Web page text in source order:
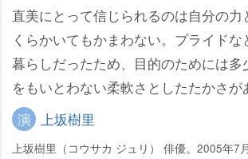
直美にとって信じられるのは自分の力
くらかいてもかまわない。プライド
暮らしだったため、目的のためには多
をもいとわない柔軟さとしたたかさが
演 上坂樹里
上坂樹里（コウサカ ジュリ） 俳優。2005年7